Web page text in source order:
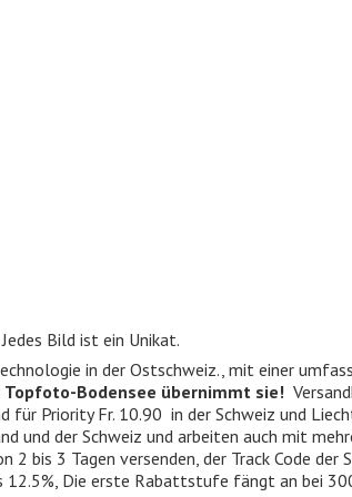
Bild ist ein Unikat.
in der Ostschweiz., mit einer
Topfoto-Bodensee übernimmt sie!
für Priority Fr. 10.90 in der Schweiz und
und der Schweiz und arbeiten auch mit
bis 3 Tagen versenden, der Track Code der
12.5%, Die erste Rabattstufe fängt an bei